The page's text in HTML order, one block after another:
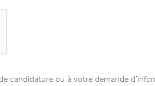
candidature ou à votre demande